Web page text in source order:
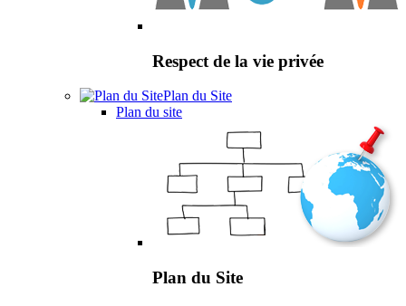
Respect de la vie privée
Plan du Site
Plan du site
Plan du Site